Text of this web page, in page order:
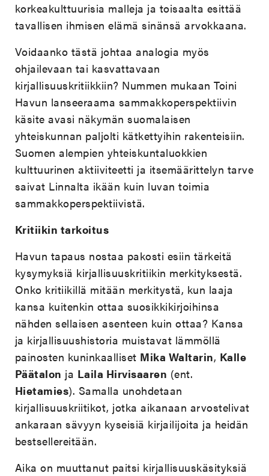
korkeakulttuurisia malleja ja toisaalta esittää
tavallisen ihmisen elämä sinänsä arvokkaana.
Voidaanko tästä johtaa analogia myös
ohjailevaan tai kasvattavaan
kirjallisuuskritiikkiin? Nummen mukaan Toini
Havun lanseeraama sammakkoperspektiivin
käsite avasi näkymän suomalaisen
yhteiskunnan paljolti kätkettyihin rakenteisiin.
Suomen alempien yhteiskuntaluokkien
kulttuurinen aktiiviteetti ja itsemäärittelyn tarve
saivat Linnalta ikään kuin luvan toimia
sammakkoperspektiivistä.
Kritiikin tarkoitus
Havun tapaus nostaa pakosti esiin tärkeitä
kysymyksiä kirjallisuuskritiikin merkityksestä.
Onko kritiikillä mitään merkitystä, kun laaja
kansa kuitenkin ottaa suosikkikirjoihinsa
nähden sellaisen asenteen kuin ottaa? Kansa
ja kirjallisuushistoria muistavat lämmöllä
painosten kuninkaalliset Mika Waltarin, Kalle
Päätalon ja Laila Hirvisaaren (ent.
Hietamies). Samalla unohdetaan
kirjallisuuskriitikot, jotka aikanaan arvostelivat
ankaraan sävyyn kyseisiä kirjailijoita ja heidän
bestsellereitään.
Aika on muuttanut paitsi kirjallisuuskäsityksiä